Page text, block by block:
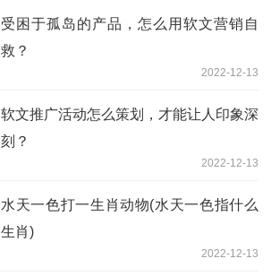
受困于孤岛的产品，怎么用软文营销自
救？
2022-12-13
软文推广活动怎么策划，才能让人印象深
刻？
2022-12-13
水天一色打一生肖动物(水天一色指什么
生肖)
2022-12-13